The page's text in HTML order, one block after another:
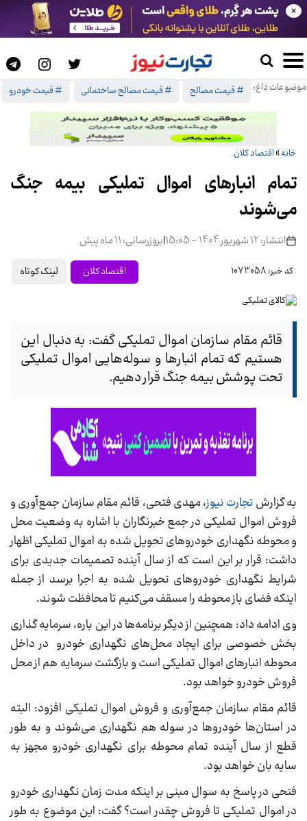
موضوعات داغ: # قیمت مصالح # قیمت مصالح ساختمانی # قیمت خودرو
×
خانه» اقتصاد کلان
تمام انبارهای اموال تملیکی بیمه جنگ
می‌شوند
انتشار: 12 شهریور 1404 - 15:05 |بروزرسانی: 11 ماه پیش
کد خبر: 1073058 اقتصاد کلان لینک کوتاه
قائم مقام سازمان اموال تملیکی گفت: به دنبال این
هستیم که تمام انبارها و سوله‌هایی اموال تملیکی
تحت پوشش بیمه جنگ قرار دهیم.
به گزارشتجارت نیوز، مهدی فتحی، قائم مقام سازمان جمع‌آوری و
فروش اموال تملیکی در جمع خبرنگاران با اشاره به وضعیت محل
و محوطه نگهداری خودروهای تحویل شده به اموال تملیکی اظهار
داشت: قرار بر این است که از سال آینده تصمیمات جدیدی برای
شرایط نگهداری خودروهای تحویل شده به اجرا برسد از جمله
اینکه فضای باز محوطه را مسقف می‌کنیم تا محافظت شوند.
وی ادامه داد: همچنین از دیگر برنامه‌ها در این باره، سرمایه گذاری
بخش خصوصی برای ایجاد محل‌های نگهداری خودرو در داخل
محوطه انبارهای اموال تملیکی است و بازگشت سرمایه هم از محل
فروش خودرو خواهد بود.
قائم مقام سازمان جمع‌آوری و فروش اموال تملیکی افزود: البته
در استان‌ها خودروها در سوله هم نگهداری می‌شوند و به طور
قطع از سال آینده تمام محوطه برای نگهداری خودرو مجهز به
سایه بان خواهد بود.
فتحی در پاسخ به سوال مبنی بر اینکه مدت زمان نگهداری خودرو
در اموال تملیکی تا فروش چقدر است؟ گفت: این موضوع به طور